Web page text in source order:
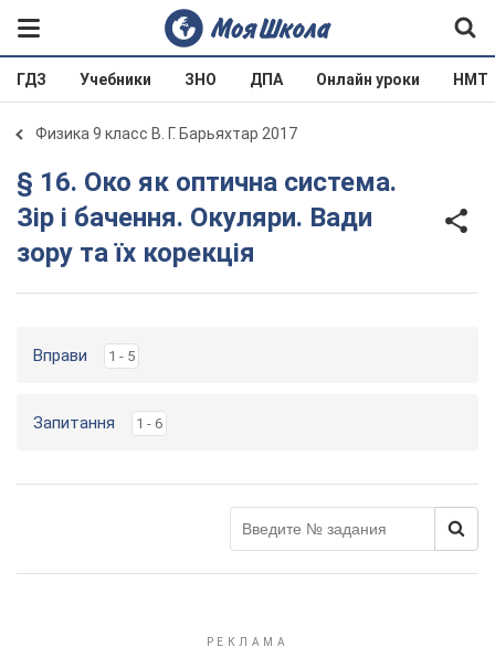
ГДЗ Учебники ЗНО ДПА Онлайн уроки НМТ
Физика 9 класс В. Г. Барьяхтар 2017
§ 16. Око як оптична система.
Зір і бачення. Окуляри. Вади
зору та їх корекція
Вправи 1 - 5
Запитання 1 - 6